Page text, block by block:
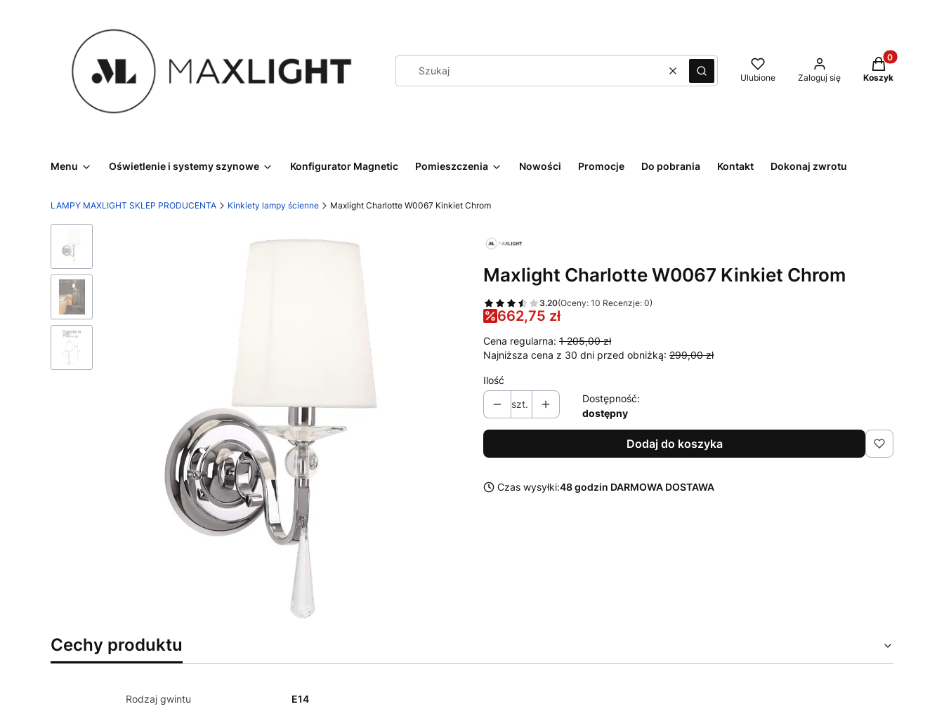
WyczyśćSzukaj Ulubione Zaloguj się
Produkty w
Koszyk
Menu Oświetlenie i systemy szynowe Konfigurator Magnetic Pomieszczenia Nowości Promocje Do pobrania Kontakt Dokonaj zwrotu
LAMPY MAXLIGHT SKLEP PRODUCENTA Kinkiety lampy ścienne Maxlight Charlotte W0067 Kinkiet Chrom
Maxlight Charlotte W0067 Kinkiet Chrom
3.20(Oceny: 10 Recenzje: 0)
662,75 zł
Cena regularna: 1 205,00 zł
Najniższa cena z 30 dni przed obniżką: 299,00 zł
Ilość
szt.
Dostępność:
dostępny
Dodaj do koszyka
Czas wysyłki:48 godzin DARMOWA DOSTAWA
Cechy produktu
Rodzaj gwintu E14